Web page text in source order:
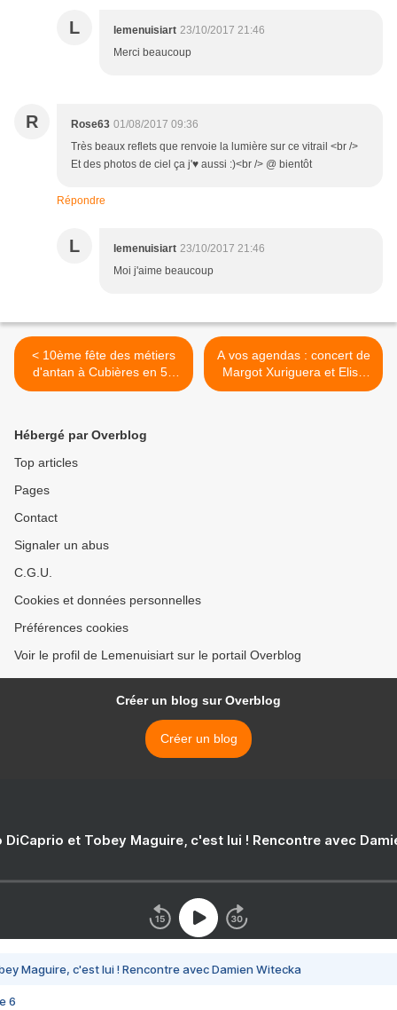
L lemenuisiart 23/10/2017 21:46
Merci beaucoup
R Rose63 01/08/2017 09:36
Très beaux reflets que renvoie la lumière sur ce vitrail <br />
Et des photos de ciel ça j'♥ aussi :)<br /> @ bientôt
Répondre
L lemenuisiart 23/10/2017 21:46
Moi j'aime beaucoup
< 10ème fête des métiers
d'antan à Cubières en 50
photos
A vos agendas : concert de
Margot Xuriguera et Elise
Mouchoux à Latour de
Hébergé par Overblog
Top articles
Pages
Contact
Signaler un abus
C.G.U.
Cookies et données personnelles
Préférences cookies
Voir le profil de Lemenuisiart sur le portail Overblog
Créer un blog sur Overblog
Créer un blog
DiCaprio et Tobey Maguire, c'est lui ! Rencontre avec
Maguire, c'est lui ! Rencontre avec Damien Witecka
6